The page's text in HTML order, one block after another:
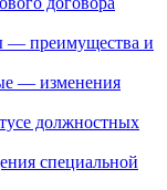
— преимущества и
— изменения
должностных
специальной